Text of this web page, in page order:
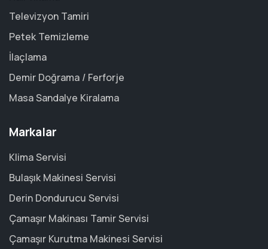
Televizyon Tamiri
Petek Temizleme
İlaçlama
Demir Doğrama / Ferforje
Masa Sandalye Kiralama
Markalar
Klima Servisi
Bulaşık Makinesi Servisi
Derin Dondurucu Servisi
Çamaşır Makinası Tamir Servisi
Çamaşır Kurutma Makinesi Servisi